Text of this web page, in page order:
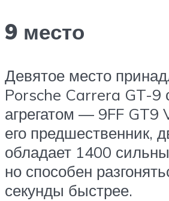
9 место
Девятое место
Porsche Carrera GT-9
агрегатом — 9FF GT9
его предшественник,
обладает 1400
но способен
секунды быстрее.